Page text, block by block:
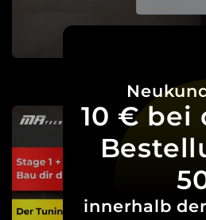
10 € bei
innerhalb